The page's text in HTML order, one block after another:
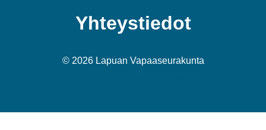
Yhteystiedot
© 2026 Lapuan Vapaaseurakunta